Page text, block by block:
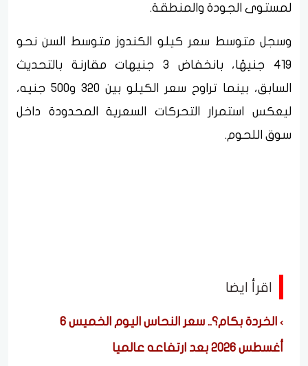
لمستوى الجودة والمنطقة.
وسجل متوسط سعر كيلو الكندوز متوسط السن نحو
419 جنيهًا، بانخفاض 3 جنيهات مقارنة بالتحديث
السابق، بينما تراوح سعر الكيلو بين 320 و500 جنيه،
ليعكس استمرار التحركات السعرية المحدودة داخل
سوق اللحوم.
اقرأ ايضا
الخردة بكام؟.. سعر النحاس اليوم الخميس 6
أغسطس 2026 بعد ارتفاعه عالميا